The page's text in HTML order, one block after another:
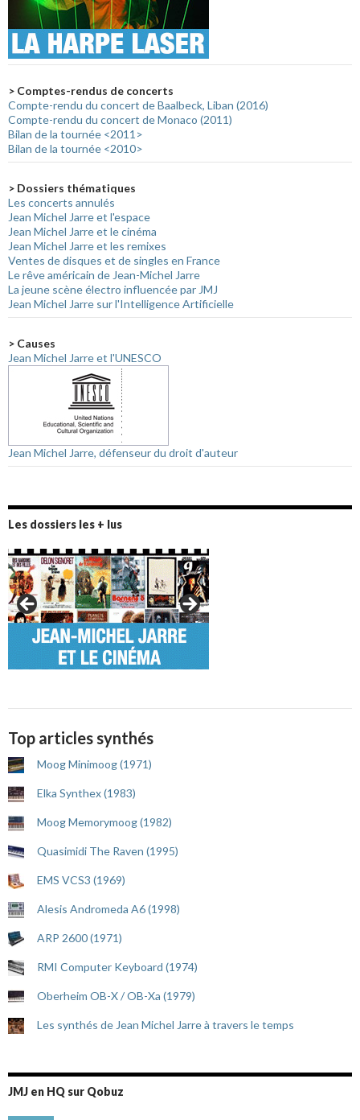
> Comptes-rendus de concerts
Compte-rendu du concert de Baalbeck, Liban (2016)
Compte-rendu du concert de Monaco (2011)
Bilan de la tournée <2011>
Bilan de la tournée <2010>
> Dossiers thématiques
Les concerts annulés
Jean Michel Jarre et l'espace
Jean Michel Jarre et le cinéma
Jean Michel Jarre et les remixes
Ventes de disques et de singles en France
Le rêve américain de Jean-Michel Jarre
La jeune scène électro influencée par JMJ
Jean Michel Jarre sur l'Intelligence Artificielle
> Causes
Jean Michel Jarre et l'UNESCO
Jean Michel Jarre, défenseur du droit d'auteur
Les dossiers les + lus
Top articles synthés
Moog Minimoog (1971)
Elka Synthex (1983)
Moog Memorymoog (1982)
Quasimidi The Raven (1995)
EMS VCS3 (1969)
Alesis Andromeda A6 (1998)
ARP 2600 (1971)
RMI Computer Keyboard (1974)
Oberheim OB-X / OB-Xa (1979)
Les synthés de Jean Michel Jarre à travers le temps
JMJ en HQ sur Qobuz